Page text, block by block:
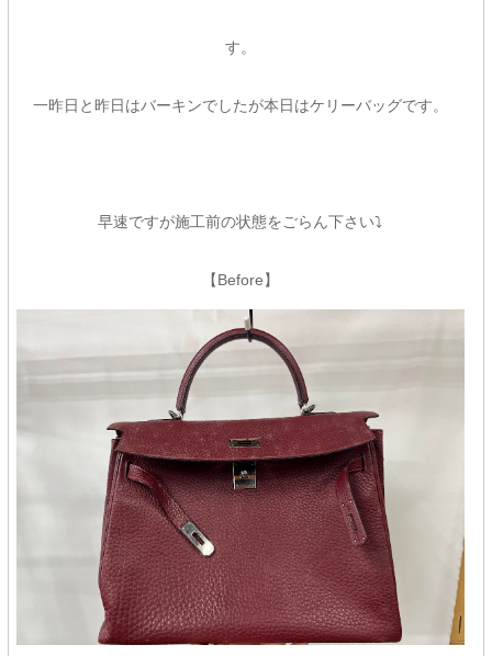
す。
一昨日と昨日はバーキンでしたが本日はケリーバッグです。
早速ですが施工前の状態をごらん下さい⤵
【Before】